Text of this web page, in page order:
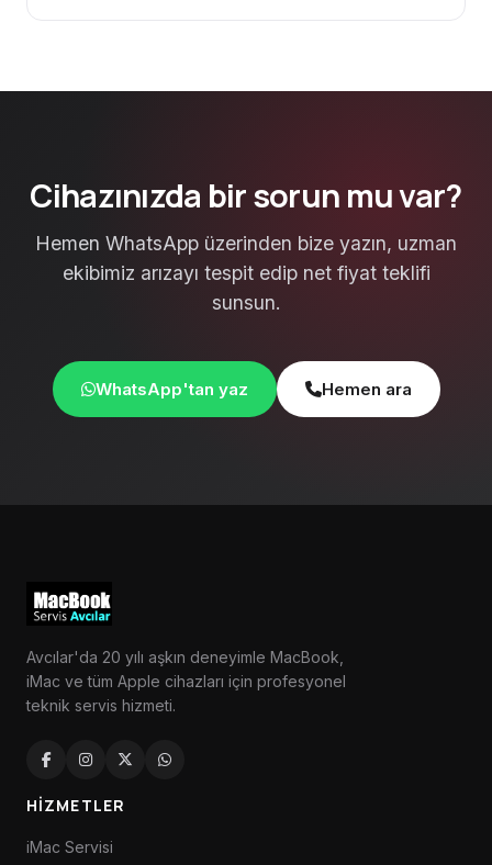
Cihazınızda bir sorun mu var?
Hemen WhatsApp üzerinden bize yazın, uzman
ekibimiz arızayı tespit edip net fiyat teklifi
sunsun.
WhatsApp'tan yaz Hemen ara
Avcılar'da 20 yılı aşkın deneyimle MacBook,
iMac ve tüm Apple cihazları için profesyonel
teknik servis hizmeti.
HIZMETLER
iMac Servisi